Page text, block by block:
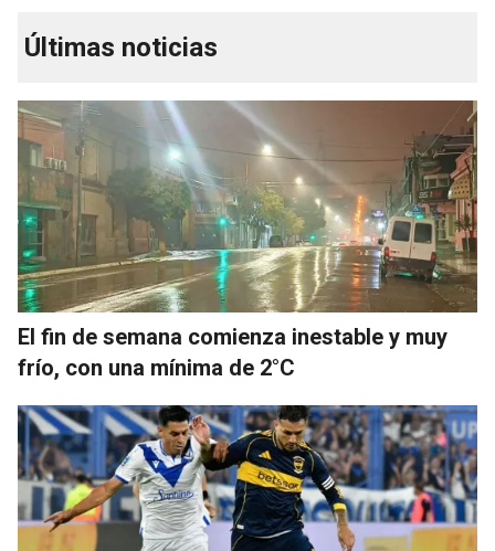
Últimas noticias
El fin de semana comienza inestable y muy
frío, con una mínima de 2°C